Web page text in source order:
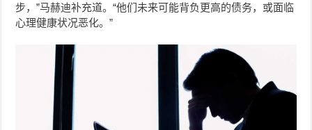
步，”马赫迪补充道。“他们未来可能背负更高的债务，或面临
心理健康状况恶化。”